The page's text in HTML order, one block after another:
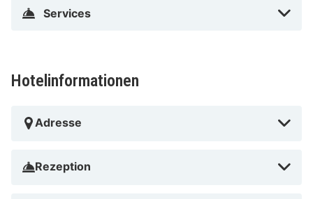
Services
Hotelinformationen
Adresse
Rezeption